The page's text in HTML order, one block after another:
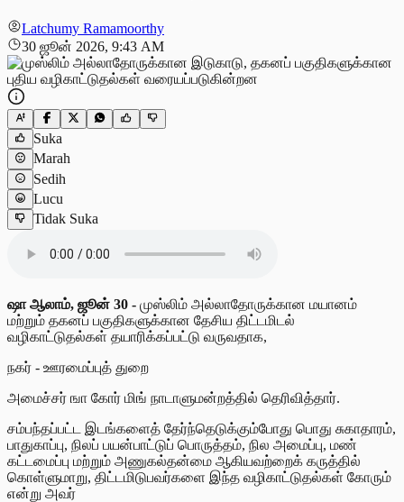
Latchumy Ramamoorthy
30 ஜூன் 2026, 9:43 AM
Suka
Marah
Sedih
Lucu
Tidak Suka
ஷா ஆலாம், ஜூன் 30 - முஸ்லிம் அல்லாதோருக்கான மயானம்
மற்றும் தகனப் பகுதிகளுக்கான தேசிய திட்டமிடல்
வழிகாட்டுதல்கள் தயாரிக்கப்பட்டு வருவதாக,
நகர் - ஊரமைப்புத் துறை
அமைச்சர் ஙா கோர் மிங் நாடாளுமன்றத்தில் தெரிவித்தார்.
சம்பந்தப்பட்ட இடங்களைத் தேர்ந்தெடுக்கும்போது பொது சுகாதாரம்,
பாதுகாப்பு, நிலப் பயன்பாட்டுப் பொருத்தம், நில அமைப்பு, மண்
கட்டமைப்பு மற்றும் அணுகல்தன்மை ஆகியவற்றைக் கருத்தில்
கொள்ளுமாறு, திட்டமிடுபவர்களை இந்த வழிகாட்டுதல்கள் கோரும்
என்று அவர்